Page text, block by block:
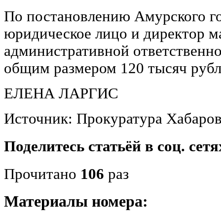
По постановлению Амурского
юридическое лицо и директор
административной
общим размером 120 тысяч
ЕЛЕНА ЛАРГИС
Источник: Прокуратура
Поделитесь статьёй в соц.
Прочитано 106 раз
Материалы номера: